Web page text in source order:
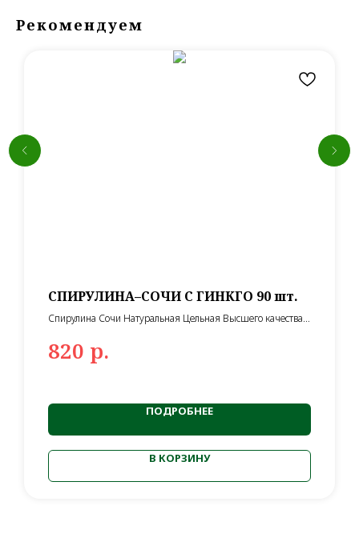
Рекомендуем
СПИРУЛИНА–СОЧИ С ГИНКГО 90 шт.
Спирулина Сочи Натуральная Цельная Высшего качества в
820 р.
ПОДРОБНЕЕ
В КОРЗИНУ